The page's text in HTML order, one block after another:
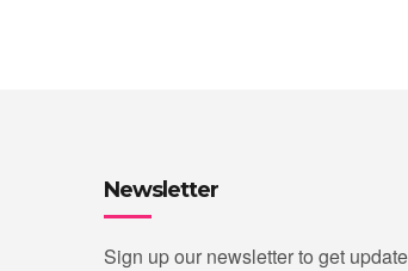
Newsletter
Sign up our newsletter to get